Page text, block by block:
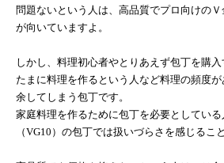
問題ないという人は、高品質でプロ向けのＶ
が向いていますよ。
しかし、料理初心者やとりあえず包丁を購
たまに料理を作るという人など料理の頻度
余してしまう包丁です。
家庭料理を作るために包丁を必要としてい
（VG10 ）の包丁では扱いづらさを感じるこ